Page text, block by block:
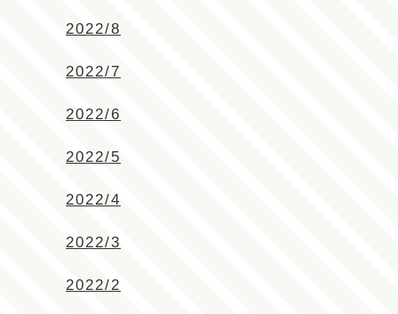
2022/8
2022/7
2022/6
2022/5
2022/4
2022/3
2022/2